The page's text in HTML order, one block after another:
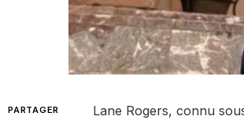
PARTAGER
Lane Rogers, connu